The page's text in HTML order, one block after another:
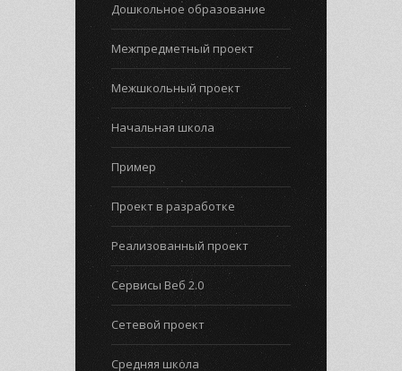
Дошкольное образование
Межпредметный проект
Межшкольный проект
Начальная школа
Пример
Проект в разработке
Реализованный проект
Сервисы Веб 2.0
Сетевой проект
Средняя школа